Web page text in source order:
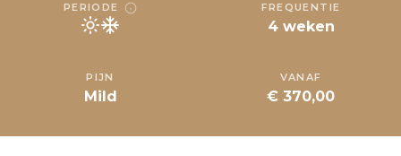
PERIODE FREQUENTIE
4 weken
PIJN
Mild
VANAF
€ 370,00